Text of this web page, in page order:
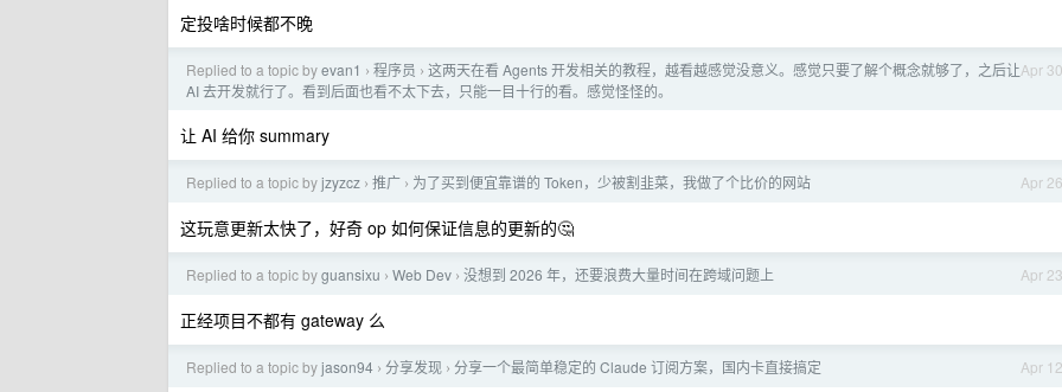
定投啥时候都不晚
Apr 30
Replied to a topic byevan1 › 程序员 › 这两天在看 Agents 开发相关的教程，越看越感觉没意义。感觉只要了解个概念就够了，之后让
AI 去开发就行了。看到后面也看不太下去，只能一目十行的看。感觉怪怪的。
让 AI 给你 summary
Apr 26
Replied to a topic byjzyzcz › 推广 › 为了买到便宜靠谱的 Token，少被割韭菜，我做了个比价的网站
这玩意更新太快了，好奇 op 如何保证信息的更新的🤔
Apr 23
Replied to a topic byguansixu › Web Dev › 没想到 2026 年，还要浪费大量时间在跨域问题上
正经项目不都有 gateway 么
Apr 12
Replied to a topic byjason94 › 分享发现 › 分享一个最简单稳定的 Claude 订阅方案，国内卡直接搞定